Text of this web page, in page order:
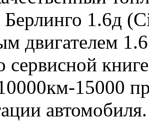
1.6д
двигателем
сервисной
15000
автомобиля.